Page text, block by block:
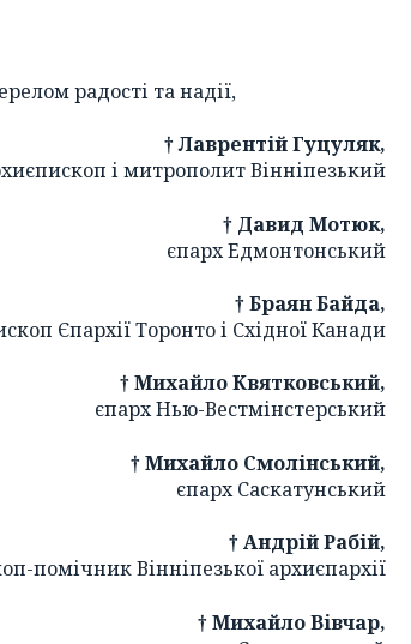
радості та надії,
† ЛаврентійГуцуляк,
і митрополит Вінніпезький
† Давид Мотюк,
єпарх Едмонтонський
† БраянБайда,
Єпархії Торонто і Східної Канади
† МихайлоКвятковський,
єпарх Нью-Вестмінстерський
† Михайло Смолінський,
єпарх Саскатунський
† АндрійРабій,
помічник Вінніпезької архиєпархії
† МихайлоВівчар,